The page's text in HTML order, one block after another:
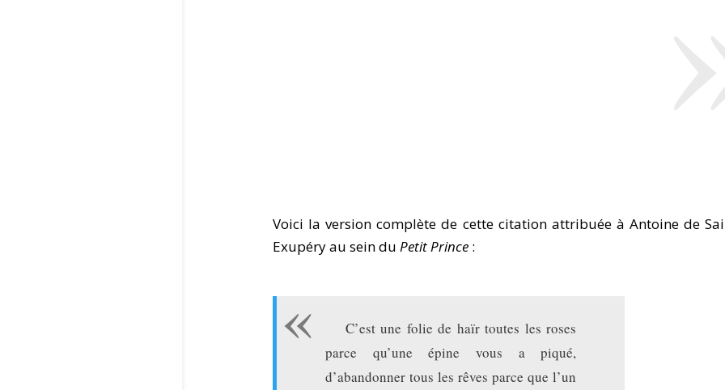
Voici la version complète de cette citation attribuée à Antoine de
Exupéry au sein du Petit Prince:
C’est une folie de haïr toutes les roses
parce qu’une épine vous a piqué,
d’abandonner tous les rêves parce que l’un